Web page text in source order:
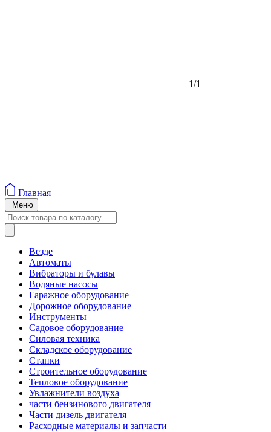
1/1
Главная
Меню
Везде
Автоматы
Вибраторы и булавы
Водяные насосы
Гаражное оборудование
Дорожное оборудование
Инструменты
Садовое оборудование
Силовая техника
Складское оборудование
Станки
Строительное оборудование
Тепловое оборудование
Увлажнители воздуха
части бензинового двигателя
Части дизель двигателя
Расходные материалы и запчасти